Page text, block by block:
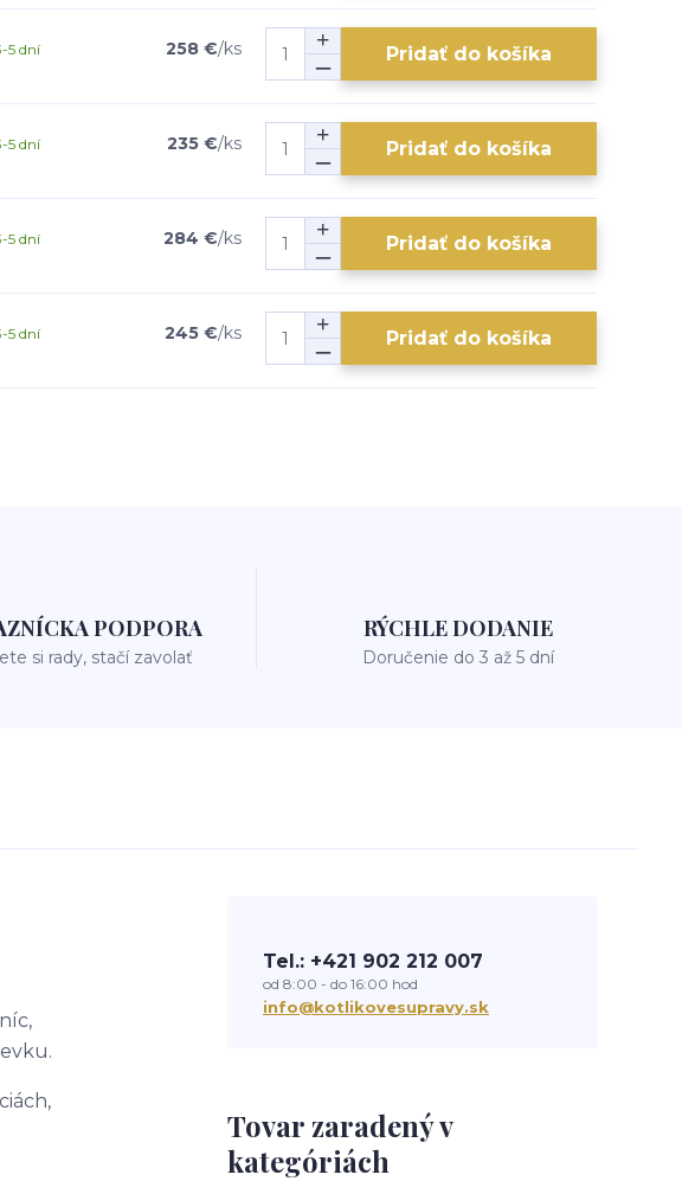
258 €/ks
5 dní Pridať do košíka
235 €/ks
5 dní Pridať do košíka
284 €/ks
5 dní Pridať do košíka
245 €/ks
5 dní Pridať do košíka
PODPORA
si rady, stačí zavolať
RÝCHLE DODANIE
Doručenie do 3 až 5 dní
Tovar zaradený v
kategóriách
Tel.: +421 902 212 007
od 8:00 - do 16:00 hod
info@kotlikovesupravy.sk